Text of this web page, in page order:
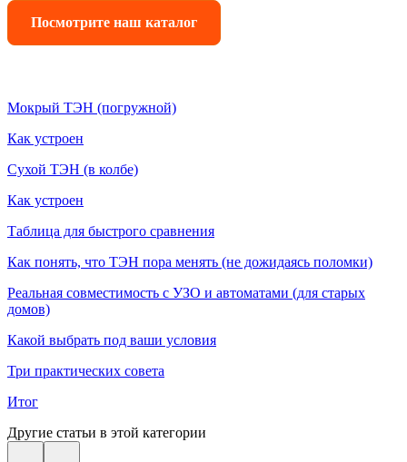
Посмотрите наш каталог
Мокрый ТЭН (погружной)
Как устроен
Сухой ТЭН (в колбе)
Как устроен
Таблица для быстрого сравнения
Как понять, что ТЭН пора менять (не дожидаясь поломки)
Реальная совместимость с УЗО и автоматами (для старых
домов)
Какой выбрать под ваши условия
Три практических совета
Итог
Другие статьи в этой категории